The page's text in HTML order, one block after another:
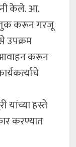
केले. आ.
करून गरजू
उपक्रम
आवाहन करून
यांच्या हस्ते
करण्यात